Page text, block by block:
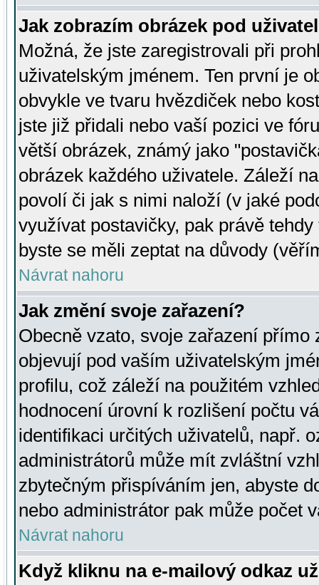
Jak zobrazím obrázek pod
Možná, že jste zaregistrovali při
uživatelským jménem. Ten první je
obvykle ve tvaru hvězdiček nebo
jste již přidali nebo vaší pozici ve
větší obrázek, známý jako
obrázek každého uživatele. Záleží
povolí či jak s nimi naloží (v jaké
využívat postavičky, pak právě
byste se měli zeptat na důvody
Návrat nahoru
Jak změní svoje zařazení?
Obecně vzato, svoje zařazení přímo
objevují pod vaším uživatelským
profilu, což záleží na použitém
hodnocení úrovní k rozlišení počtu
identifikaci určitých uživatelů, např.
administrátorů může mít zvláštní
zbytečným přispíváním jen, abyste
nebo administrátor pak může počet
Návrat nahoru
Když kliknu na e-mailový odkaz